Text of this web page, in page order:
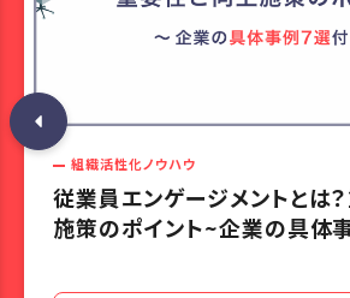
組織活性化ノウハウ
従業員エンゲージメントとは
施策のポイント~企業の具体